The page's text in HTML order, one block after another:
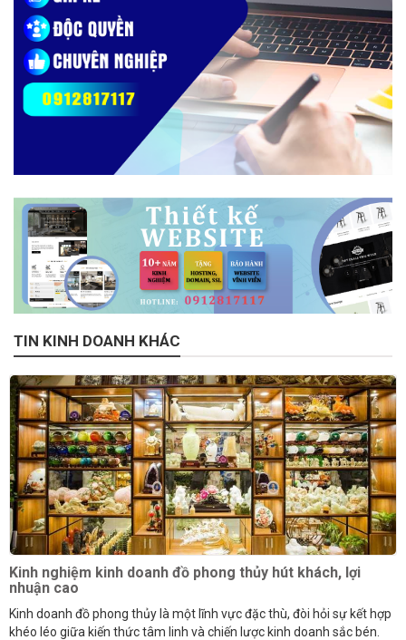
TIN KINH DOANH KHÁC
Kinh nghiệm kinh doanh đồ phong thủy hút khách, lợi
nhuận cao
Kinh doanh đồ phong thủy là một lĩnh vực đặc thù, đòi hỏi sự kết hợp
khéo léo giữa kiến thức tâm linh và chiến lược kinh doanh sắc bén.